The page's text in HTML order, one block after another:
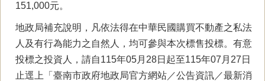
151,000元。
地政局補充說明，凡依法得在中華民國購買不動產之私法
人及有行為能力之自然人，均可參與本次標售投標。有意
投標之投資人，請自115年05月28日起至115年07月27日
止逕上「臺南市政府地政局官方網站／公告資訊／最新消